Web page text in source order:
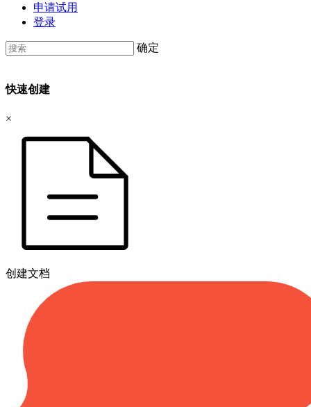
申请试用
登录
确定
快速创建
×
创建文档